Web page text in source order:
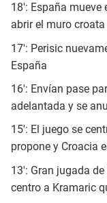
18': España mueve
abrir el muro croata
17': Perisic
España
16': Envían pase
adelantada y se
15': El juego se
propone y Croacia
13': Gran jugada
centro a Kramaric